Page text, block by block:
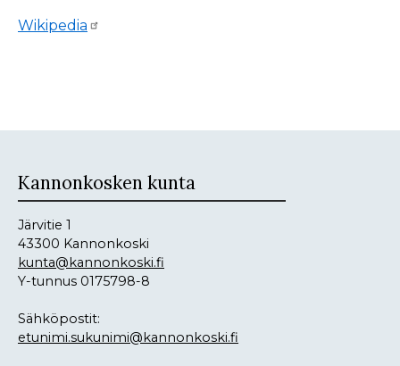
Wikipedia
Kannonkosken kunta
Järvitie 1
43300 Kannonkoski
kunta@kannonkoski.fi
Y-tunnus 0175798-8
Sähköpostit:
etunimi.sukunimi@kannonkoski.fi